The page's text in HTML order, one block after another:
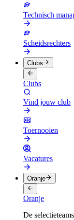
Technisch
Scheidsrechters
Clubs
Clubs
Vind jouw club
Toernooien
Vacatures
Oranje
Oranje
De